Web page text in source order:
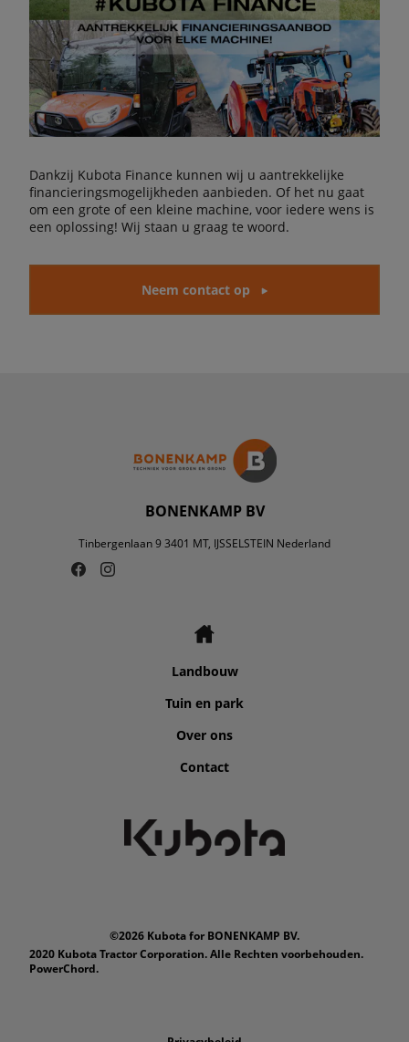
Dankzij Kubota Finance kunnen wij u aantrekkelijke
financieringsmogelijkheden aanbieden. Of het nu gaat
om een grote of een kleine machine, voor iedere wens is
een oplossing! Wij staan u graag te woord.
Neem contact op
BONENKAMP BV
Tinbergenlaan 9 3401 MT, IJSSELSTEIN Nederland
Landbouw
Tuin en park
Over ons
Contact
©2026 Kubota for BONENKAMP BV.
2020 Kubota Tractor Corporation. Alle Rechten voorbehouden.
PowerChord.